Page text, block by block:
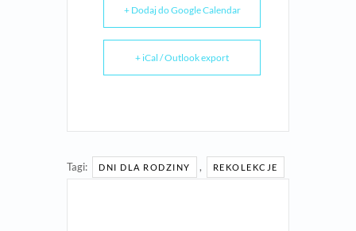
+ Dodaj do Google Calendar
+ iCal / Outlook export
Tagi: DNI DLA RODZINY , REKOLEKCJE